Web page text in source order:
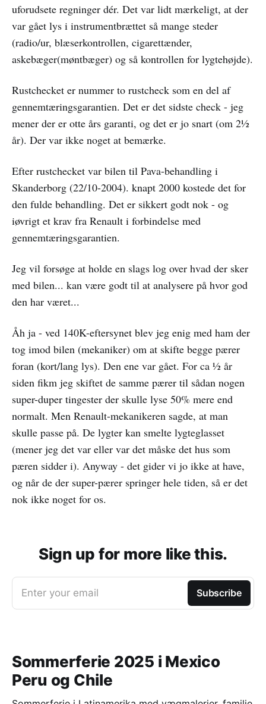
uforudsete regninger dér. Det var lidt mærkeligt, at der
var gået lys i instrumentbrættet så mange steder
(radio/ur, blæserkontrollen, cigarettænder,
askebæger(møntbæger) og så kontrollen for lygtehøjde).
Rustchecket er nummer to rustcheck som en del af
gennemtæringsgarantien. Det er det sidste check - jeg
mener der er otte års garanti, og det er jo snart (om 2½
år). Der var ikke noget at bemærke.
Efter rustchecket var bilen til Pava-behandling i
Skanderborg (22/10-2004). knapt 2000 kostede det for
den fulde behandling. Det er sikkert godt nok - og
iøvrigt et krav fra Renault i forbindelse med
gennemtæringsgarantien.
Jeg vil forsøge at holde en slags log over hvad der sker
med bilen... kan være godt til at analysere på hvor god
den har været...
Åh ja - ved 140K-eftersynet blev jeg enig med ham der
tog imod bilen (mekaniker) om at skifte begge pærer
foran (kort/lang lys). Den ene var gået. For ca ½ år
siden fikm jeg skiftet de samme pærer til sådan nogen
super-duper tingester der skulle lyse 50% mere end
normalt. Men Renault-mekanikeren sagde, at man
skulle passe på. De lygter kan smelte lygteglasset
(mener jeg det var eller var det måske det hus som
pæren sidder i). Anyway - det gider vi jo ikke at have,
og når de der super-pærer springer hele tiden, så er det
nok ikke noget for os.
Sign up for more like this.
Enter your email Subscribe
Sommerferie 2025 i Mexico
Peru og Chile